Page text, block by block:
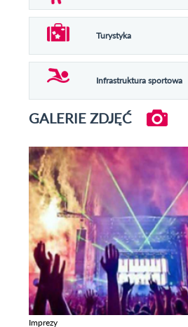
Turystyka
Infrastruktura sportowa
GALERIE ZDJĘĆ
Imprezy